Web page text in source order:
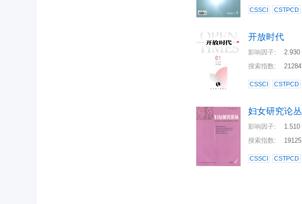
CSSCI CSTPCD
开放时代
影响因子: 2.930
搜索指数: 21284
CSSCI CSTPCD
妇女研究论丛
影响因子: 1.510
搜索指数: 19125
CSSCI CSTPCD